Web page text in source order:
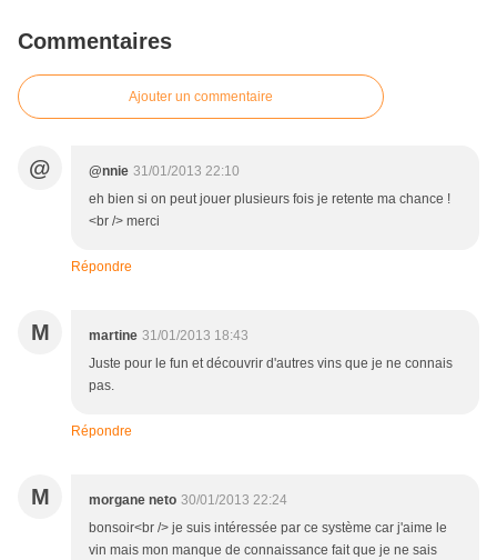
Commentaires
Ajouter un commentaire
@ @nnie 31/01/2013 22:10
eh bien si on peut jouer plusieurs fois je retente ma chance !
<br /> merci
Répondre
M martine 31/01/2013 18:43
Juste pour le fun et découvrir d'autres vins que je ne connais
pas.
Répondre
M morgane neto 30/01/2013 22:24
bonsoir<br /> je suis intéressée par ce système car j'aime le
vin mais mon manque de connaissance fait que je ne sais